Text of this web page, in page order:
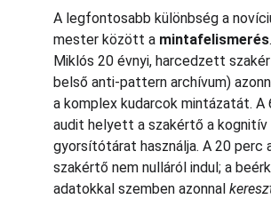
A legfontosabb különbség a
mester között a mintafelismerés
Miklós 20 évnyi, harcedzett
belső anti-pattern archívum)
a komplex kudarcok mintázatát. A
audit helyett a szakértő a kognitív
gyorsítótárat használja. A 20 perc
szakértő nem nulláról indul; a
adatokkal szemben azonnal